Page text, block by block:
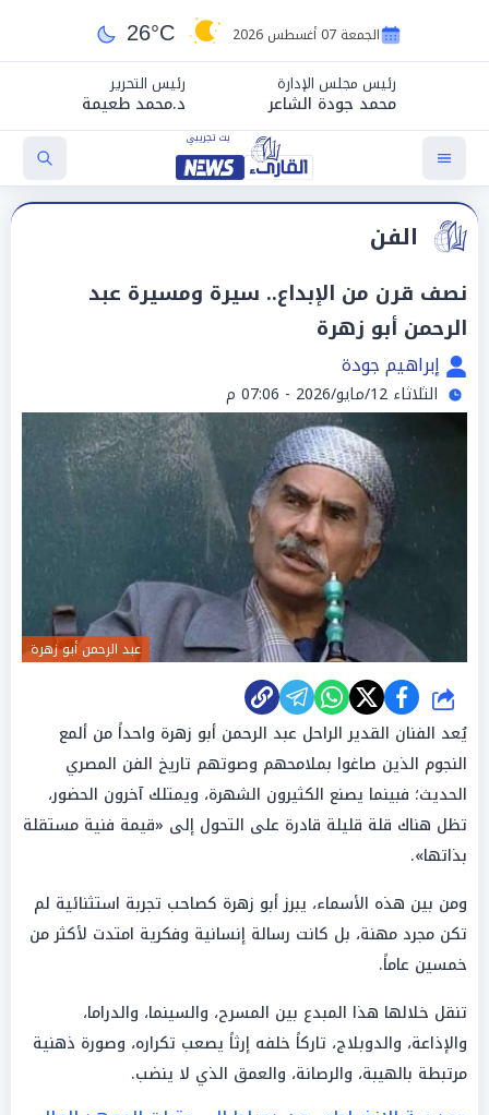
الجمعة 07 أغسطس 2026 26°C
رئيس مجلس الإدارة
محمد جودة الشاعر
رئيس التحرير
د.محمد طعيمة
الفن
نصف قرن من الإبداع.. سيرة ومسيرة عبد
الرحمن أبو زهرة
إبراهيم جودة
الثلاثاء 12/مايو/2026 - 07:06 م
عبد الرحمن أبو زهرة
شارك
يُعد الفنان القدير الراحل عبد الرحمن أبو زهرة واحداً من ألمع
النجوم الذين صاغوا بملامحهم وصوتهم تاريخ الفن المصري
الحديث؛ فبينما يصنع الكثيرون الشهرة، ويمتلك آخرون الحضور،
تظل هناك قلة قليلة قادرة على التحول إلى «قيمة فنية مستقلة
بذاتها».
ومن بين هذه الأسماء، يبرز أبو زهرة كصاحب تجربة استثنائية لم
تكن مجرد مهنة، بل كانت رسالة إنسانية وفكرية امتدت لأكثر من
خمسين عاماً.
تنقل خلالها هذا المبدع بين المسرح، والسينما، والدراما،
والإذاعة، والدوبلاج، تاركاً خلفه إرثاً يصعب تكراره، وصورة ذهنية
مرتبطة بالهيبة، والرصانة، والعمق الذي لا ينضب.